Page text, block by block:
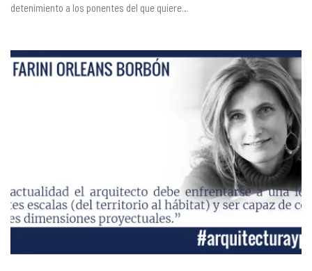
detenimiento a los ponentes del que quiere…